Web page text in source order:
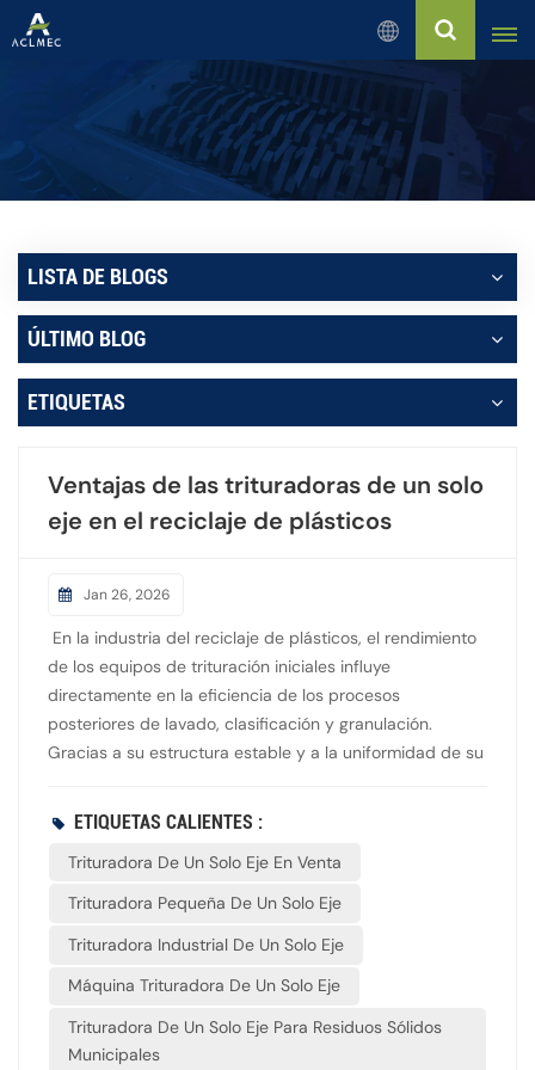
Español
English
Русский
Español
بالعربية
Français
Português
LISTA DE BLOGS
ÚLTIMO BLOG
ETIQUETAS
Ventajas de las trituradoras de un solo
eje en el reciclaje de plásticos
Jan 26, 2026
En la industria del reciclaje de plásticos, el rendimiento
de los equipos de trituración iniciales influye
directamente en la eficiencia de los procesos
posteriores de lavado, clasificación y granulación.
Gracias a su estructura estable y a la uniformidad de su
en uno de los equipos clave más utilizados en las líneas
de un solo eje Utiliza una estructura de rotor único
combinada con un dispositivo de alimentación
estable de productos plásticos grandes o de forma
irregular, como palés, tuberías, materiales de cabezales
controlar el tamaño de descarga mediante una criba, se
ETIQUETAS CALIENTES :
Trituradora De Un Solo Eje En Venta
Trituradora Pequeña De Un Solo Eje
Trituradora Industrial De Un Solo Eje
Máquina Trituradora De Un Solo Eje
Trituradora De Un Solo Eje Para Residuos Sólidos
Municipales